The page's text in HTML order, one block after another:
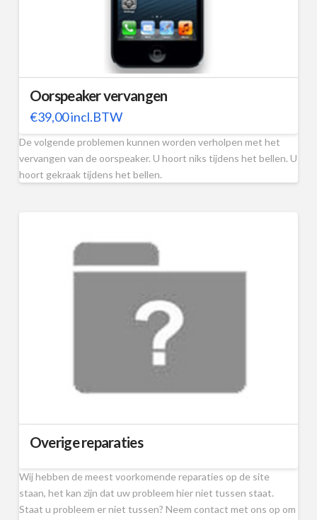
Oorspeaker vervangen
€39,00incl.BTW
De volgende problemen kunnen worden verholpen met het
vervangen van de oorspeaker. U hoort niks tijdens het bellen. U
hoort gekraak tijdens het bellen.
Overige reparaties
Wij hebben de meest voorkomende reparaties op de site
staan, het kan zijn dat uw probleem hier niet tussen staat.
Staat u probleem er niet tussen? Neem contact met ons op om